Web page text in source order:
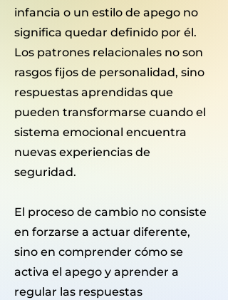
infancia o un estilo de apego no
significa quedar definido por él.
Los patrones relacionales no son
rasgos fijos de personalidad, sino
respuestas aprendidas que
pueden transformarse cuando el
sistema emocional encuentra
nuevas experiencias de
seguridad.
El proceso de cambio no consiste
en forzarse a actuar diferente,
sino en comprender cómo se
activa el apego y aprender a
regular las respuestas